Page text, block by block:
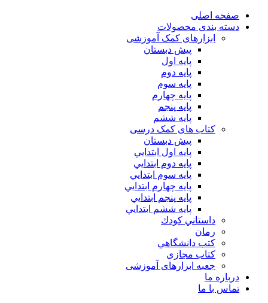
صفحه اصلی
دسته بندی محصولات
ابزارهای کمک آموزشی
پیش دبستان
پایه اول
پایه دوم
پایه سوم
پایه چهارم
پايه پنجم
پایه ششم
کتاب های کمک درسی
پیش دبستان
پايه اول ابتدايي
پايه دوم ابتدايي
پايه سوم ابتدايي
پايه چهارم ابتدايي
پايه پنجم ابتدايي
پايه ششم ابتدايي
داستاني كودك
رمان
كتب دانشگاهي
کتاب مجازی
جعبه ابزارهای آموزشی
درباره ما
تماس با ما